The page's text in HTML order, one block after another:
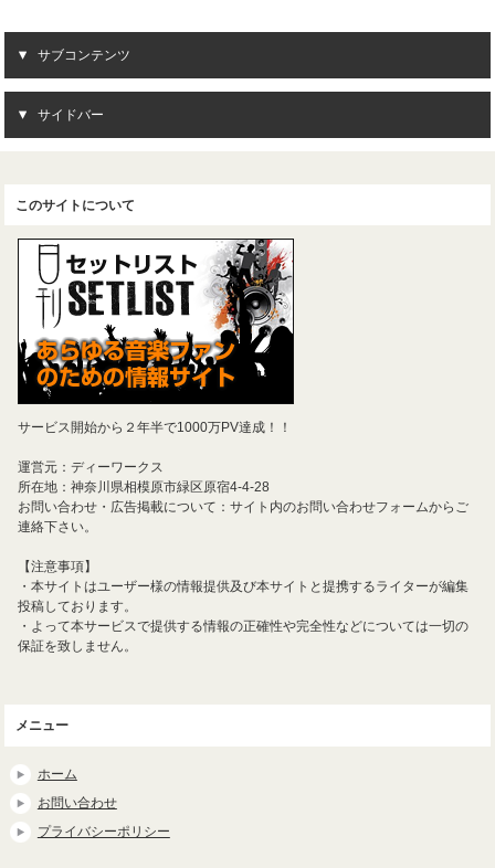
サブコンテンツ
サイドバー
このサイトについて
サービス開始から２年半で1000万PV達成！！
運営元：ディーワークス
所在地：神奈川県相模原市緑区原宿4-4-28
お問い合わせ・広告掲載について：サイト内のお問い合わせフォームからご
連絡下さい。
【注意事項】
・本サイトはユーザー様の情報提供及び本サイトと提携するライターが編集
投稿しております。
・よって本サービスで提供する情報の正確性や完全性などについては一切の
保証を致しません。
メニュー
ホーム
お問い合わせ
プライバシーポリシー